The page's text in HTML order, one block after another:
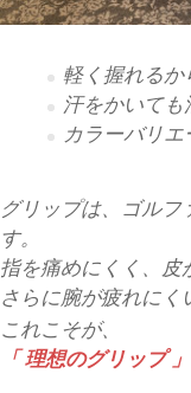
軽く握れるか
汗をかいても
カラーバリエ
グリップは、ゴル
す。
指を痛めにくく、皮
さらに腕が疲れにく
これこそが、
「 理想のグリップ 」